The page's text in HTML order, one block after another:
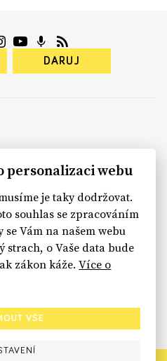
DARUJ
personalizaci webu
je taky dodržovat.
souhlas se zpracováním
Vám na našem webu
o Vaše data bude
zákon káže.Více o
VŠE